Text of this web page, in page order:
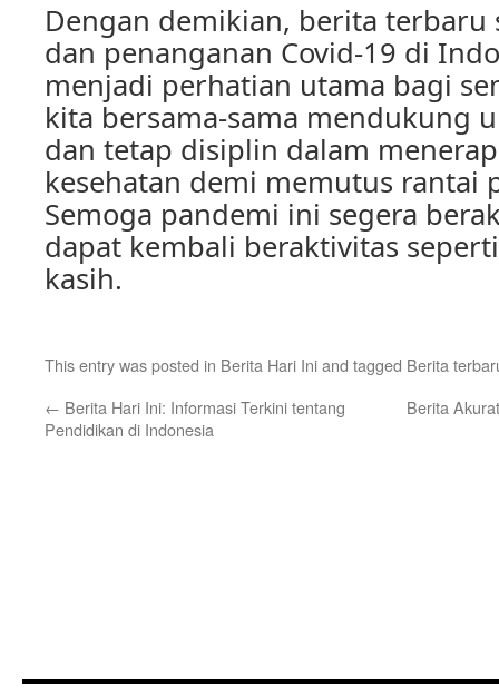
Dengan demikian, berita terbaru
dan penanganan Covid-19 di
menjadi perhatian utama bagi
kita bersama-sama mendukung
dan tetap disiplin dalam
kesehatan demi memutus rantai
Semoga pandemi ini segera
dapat kembali beraktivitas
kasih.
This entry was posted in Berita Hari Iniand tagged Berita
← Berita Hari Ini: Informasi Terkini tentang
Pendidikan di Indonesia
Berita